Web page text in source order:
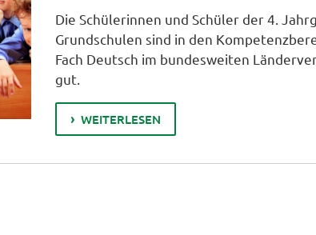
Die Schülerinnen und Schüler der 4.
Grundschulen sind in den
Fach Deutsch im bundesweiten
gut.
WEITERLESEN